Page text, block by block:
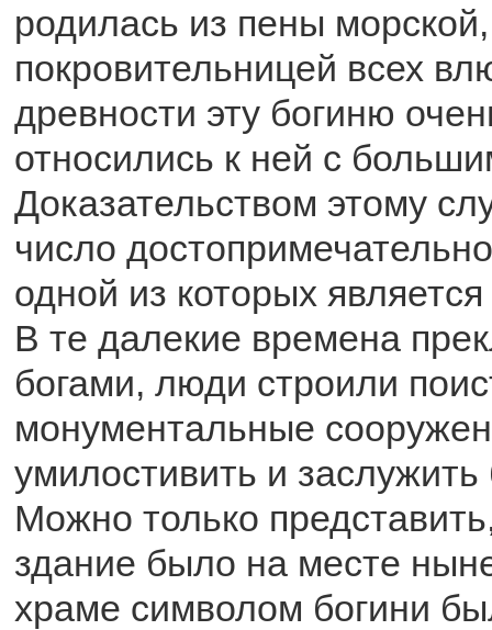
родилась из пены
покровительницей всех
древности эту богиню
относились к ней с
Доказательством этому
число
одной из которых
В те далекие времена
богами, люди строили
монументальные
умилостивить и заслужить
Можно только
здание было на месте
храме символом богини